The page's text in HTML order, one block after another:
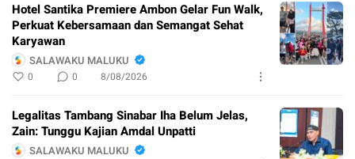
Hotel Santika Premiere Ambon Gelar Fun Walk,
Perkuat Kebersamaan dan Semangat Sehat
Karyawan
SALAWAKU MALUKU
0 0 8/08/2026
Legalitas Tambang Sinabar Iha Belum Jelas,
Zain: Tunggu Kajian Amdal Unpatti
SALAWAKU MALUKU